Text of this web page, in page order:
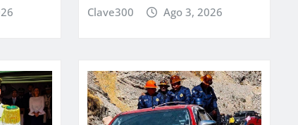
Clave300 Ago 3, 2026